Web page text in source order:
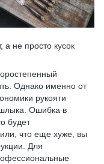
а не просто кусок
Однако именно от
рукояти
Ошибка в
будет
или, что еще хуже, вы
Для